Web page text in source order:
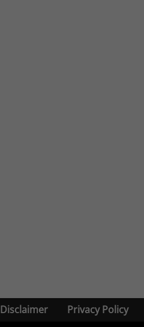
Disclaimer Privacy Policy